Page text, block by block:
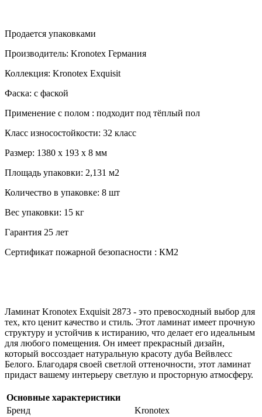
Продается упаковками
Производитель: Kronotex Германия
Коллекция: Kronotex Exquisit
Фаска: с фаской
Применение с полом : подходит под тёплый пол
Класс износостойкости: 32 класс
Размер: 1380 х 193 х 8 мм
Площадь упаковки: 2,131 м2
Количество в упаковке: 8 шт
Вес упаковки: 15 кг
Гарантия 25 лет
Сертификат пожарной безопасности : КМ2
Ламинат Kronotex Exquisit 2873 - это превосходный выбор для
тех, кто ценит качество и стиль. Этот ламинат имеет прочную
структуру и устойчив к истиранию, что делает его идеальным
для любого помещения. Он имеет прекрасный дизайн,
который воссоздает натуральную красоту дуба Вейвлесс
Белого. Благодаря своей светлой оттеночности, этот ламинат
придаст вашему интерьеру светлую и просторную атмосферу.
Основные характеристики
Бренд
Kronotex